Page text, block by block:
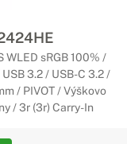
sRGB 100% /
3.2 / USB-C 3.2 /
/ PIVOT / Výškovo
/ 3r (3r) Carry-In